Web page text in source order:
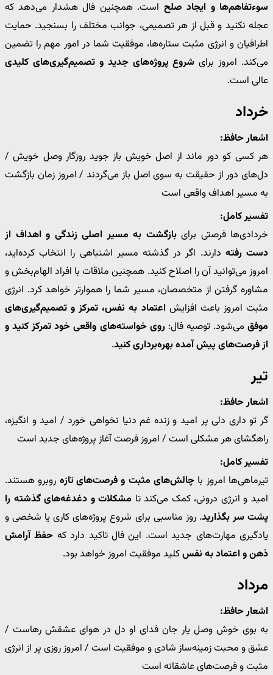
سوءتفاهم‌ها و ایجاد صلح است. همچنین فال هشدار می‌دهد که
عجله نکنید و قبل از هر تصمیمی، جوانب مختلف را بسنجید. حمایت
اطرافیان و انرژی مثبت ستاره‌ها، موفقیت شما در امور مهم را تضمین
می‌کند. امروز برای شروع پروژه‌های جدید و تصمیم‌گیری‌های کلیدی
عالی است.
خرداد
اشعار حافظ:
هر کسی کو دور ماند از اصل خویش باز جوید روزگار وصل خویش /
دل‌های دور از حقیقت به سوی اصل باز می‌گردند / امروز زمان بازگشت
به مسیر اهداف واقعی است
تفسیر کامل:
خردادی‌ها فرصتی برایبازگشت به مسیر اصلی زندگی و اهداف از
دست رفته دارند. اگر در گذشته مسیر اشتباهی را انتخاب کرده‌اید،
امروز می‌توانید آن را اصلاح کنید. همچنین ملاقات با افراد الهام‌بخش و
مشاوره گرفتن از متخصصان، مسیر شما را هموارتر خواهد کرد. انرژی
مثبت امروز باعث افزایش اعتماد به نفس، تمرکز و تصمیم‌گیری‌های
موفقمی‌شود. توصیه فال:روی خواسته‌های واقعی خود تمرکز کنید و
از فرصت‌های پیش آمده بهره‌برداری کنید.
تیر
اشعار حافظ:
گر تو داری دلی پر امید و زنده غم دنیا نخواهی خورد / امید و انگیزه،
راهگشای هر مشکلی است / امروز فرصت آغاز پروژه‌های جدید است
تفسیر کامل:
تیرماهی‌ها امروز با چالش‌های مثبت و فرصت‌های تازه روبرو هستند.
امید و انرژی درونی، کمک می‌کند تا مشکلات و دغدغه‌های گذشته را
پشت سر بگذارید. روز مناسبی برای شروع پروژه‌های کاری یا شخصی و
یادگیری مهارت‌های جدید است. این فال تاکید دارد که حفظ آرامش
ذهن و اعتماد به نفسکلید موفقیت امروز خواهد بود.
مرداد
اشعار حافظ:
به بوی خوش وصل یار جان فدای او دل در هوای عشقش رهاست /
عشق و محبت زمینه‌ساز شادی و موفقیت است / امروز روزی پر از انرژی
مثبت و فرصت‌های عاشقانه است